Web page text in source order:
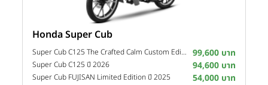
Honda Super Cub
Super Cub C125 The Crafted Calm Custom Edition ปี 2026 99,600 บาท
Super Cub C125 ปี 2026 94,600 บาท
Super Cub FUJISAN Limited Edition ปี 2025 54,000 บาท